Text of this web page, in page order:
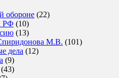
обороне (22)
РФ (10)
(13)
М.В. (101)
дела (12)
(9)
(43)